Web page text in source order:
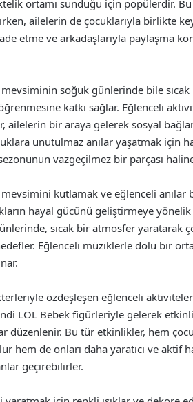
ortamı sunduğu için popülerdir.
ailelerin de çocuklarıyla birlikte
etme ve arkadaşlarıyla paylaşma
mevsiminin soğuk günlerinde bile
katkı sağlar. Eğlenceli
bir araya gelerek sosyal
unutulmaz anılar yaşatmak için
vazgeçilmez bir parçası
mevsimini kutlamak ve eğlenceli
hayal gücünü geliştirmeye
sıcak bir atmosfer yaratarak
Eğlenceli müziklerle dolu bir
özdeşleşen eğlenceli aktiviteler
LOL Bebek figürleriyle gelerek
düzenlenir. Bu tür etkinlikler, hem
hem de onları daha yaratıcı ve aktif
geçirebilirler.